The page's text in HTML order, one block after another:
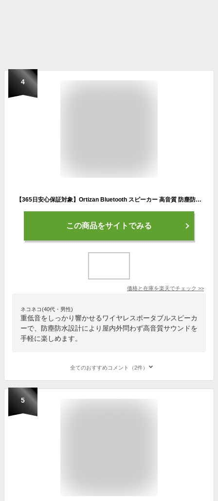
4
【365日安心保証対象】Ortizan Bluetooth スピーカー 高音質 防塵防水 ワイヤレス スピーカーポータブルスピーカー 重低音 アウトドア キャンプ お風呂 軽量 小型スピーカー おしゃれ IPX7 24W出力 長時間再生 TWS同時ペアリング スマホ PC 車用
この商品をサイトでみる
価格と在庫を楽天でチェック >>
ネコネコ(40代・男性)
重低音をしっかり響かせるワイヤレスポータブルスピーカ
ーで、防塵防水設計により屋内外問わず高音質サウンドを
手軽に楽しめます。
全てのおすすめコメント（2件）
5